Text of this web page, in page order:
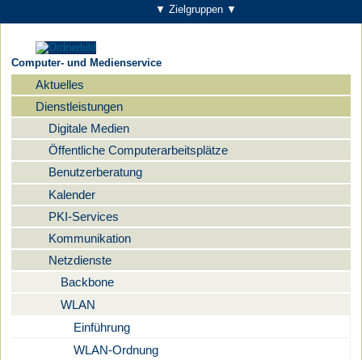
▼ Zielgruppen ▼
Computer- und Medienservice
Navigation
Aktuelles
Dienstleistungen
Digitale Medien
Öffentliche Computerarbeitsplätze
Benutzerberatung
Kalender
PKI-Services
Kommunikation
Netzdienste
Backbone
WLAN
Einführung
WLAN-Ordnung